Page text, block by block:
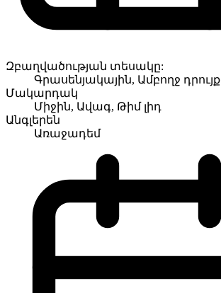
Զբաղվածության տեսակը:
Գրասենյակային, Ամբողջ դրույք
Մակարդակ
Միջին, Ավագ, Թիմ լիդ
Անգլերեն
Առաջադեմ